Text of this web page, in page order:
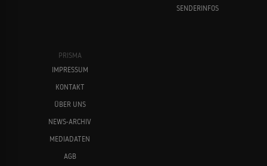
SENDERINFOS
PRISMA
IMPRESSUM
KONTAKT
ÜBER UNS
NEWS-ARCHIV
MEDIADATEN
AGB